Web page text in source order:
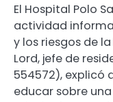
El Hospital Polo
actividad
y los riesgos de
Lord, jefe de
554572), explicó
educar sobre